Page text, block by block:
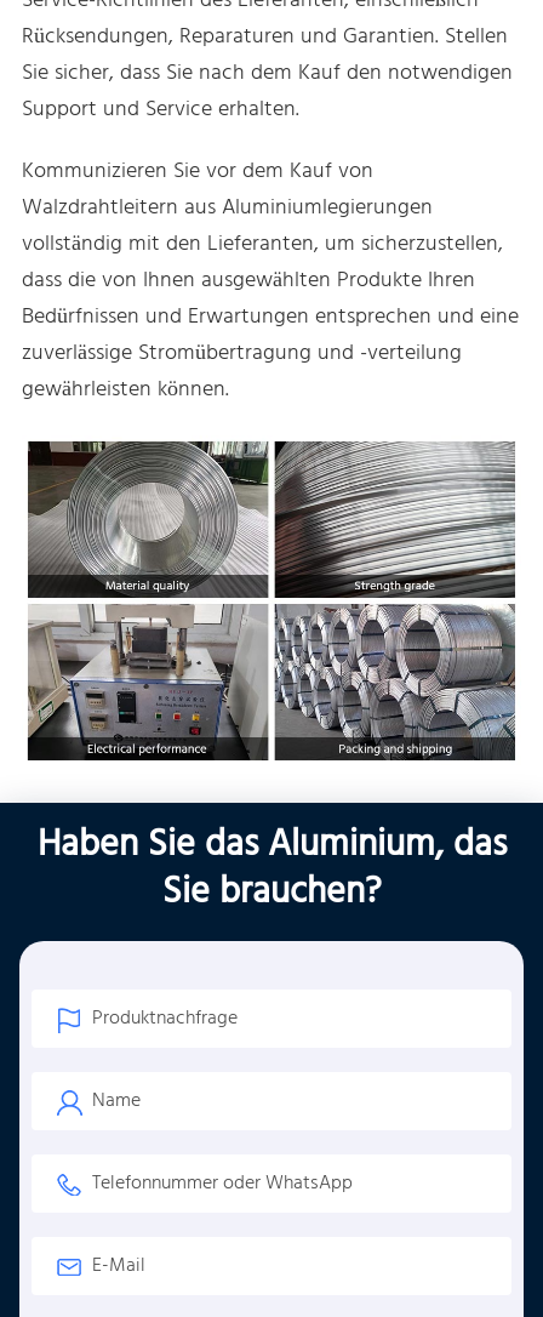
Rücksendungen, Reparaturen und Garantien. Stellen
Sie sicher, dass Sie nach dem Kauf den notwendigen
Support und Service erhalten.
Kommunizieren Sie vor dem Kauf von
Walzdrahtleitern aus Aluminiumlegierungen
vollständig mit den Lieferanten, um sicherzustellen,
dass die von Ihnen ausgewählten Produkte Ihren
Bedürfnissen und Erwartungen entsprechen und eine
zuverlässige Stromübertragung und -verteilung
gewährleisten können.
Haben Sie das Aluminium, das
Sie brauchen?